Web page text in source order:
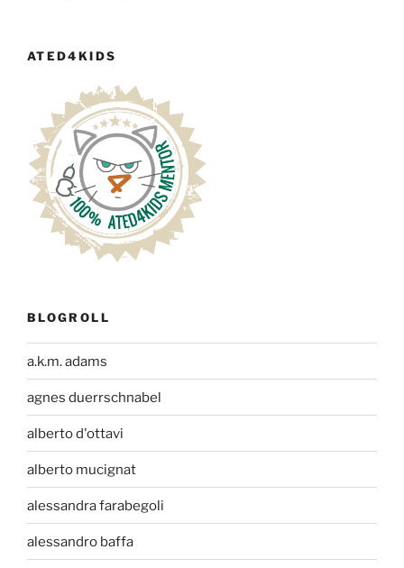
ATED4KIDS
BLOGROLL
a.k.m. adams
agnes duerrschnabel
alberto d'ottavi
alberto mucignat
alessandra farabegoli
alessandro baffa